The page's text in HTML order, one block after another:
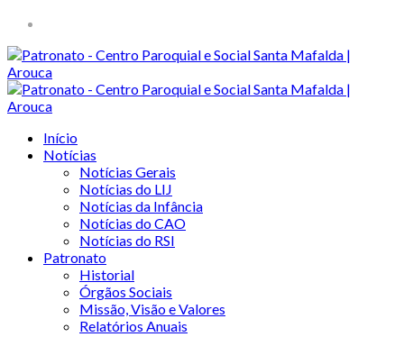
Início
Notícias
Notícias Gerais
Notícias do LIJ
Notícias da Infância
Notícias do CAO
Notícias do RSI
Patronato
Historial
Órgãos Sociais
Missão, Visão e Valores
Relatórios Anuais